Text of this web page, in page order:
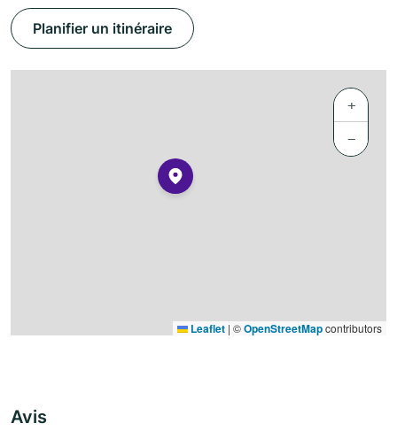
Planifier un itinéraire
+
−
Leaflet | ©OpenStreetMapcontributors
Avis